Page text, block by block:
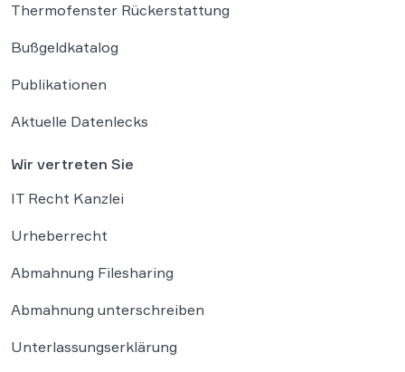
Thermofenster Rückerstattung
Bußgeldkatalog
Publikationen
Aktuelle Datenlecks
Wir vertreten Sie
IT Recht Kanzlei
Urheberrecht
Abmahnung Filesharing
Abmahnung unterschreiben
Unterlassungserklärung